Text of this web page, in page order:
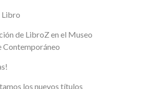
Libro
de LibroZ en el Museo
Contemporáneo
los nuevos títulos